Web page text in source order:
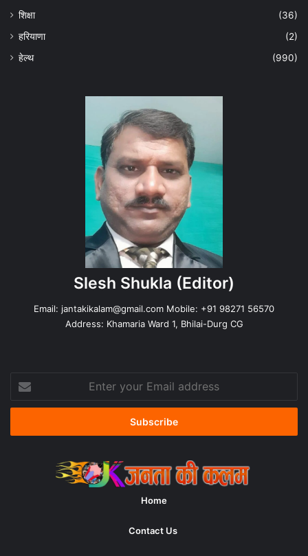
शिक्षा
(36)
हरियाणा
(2)
हेल्‍थ
(990)
Slesh Shukla (Editor)
Email: jantakikalam@gmail.com Mobile: +91 98271 56570
Address: Khamaria Ward 1, Bhilai-Durg CG
your
Email
Home
Contact Us